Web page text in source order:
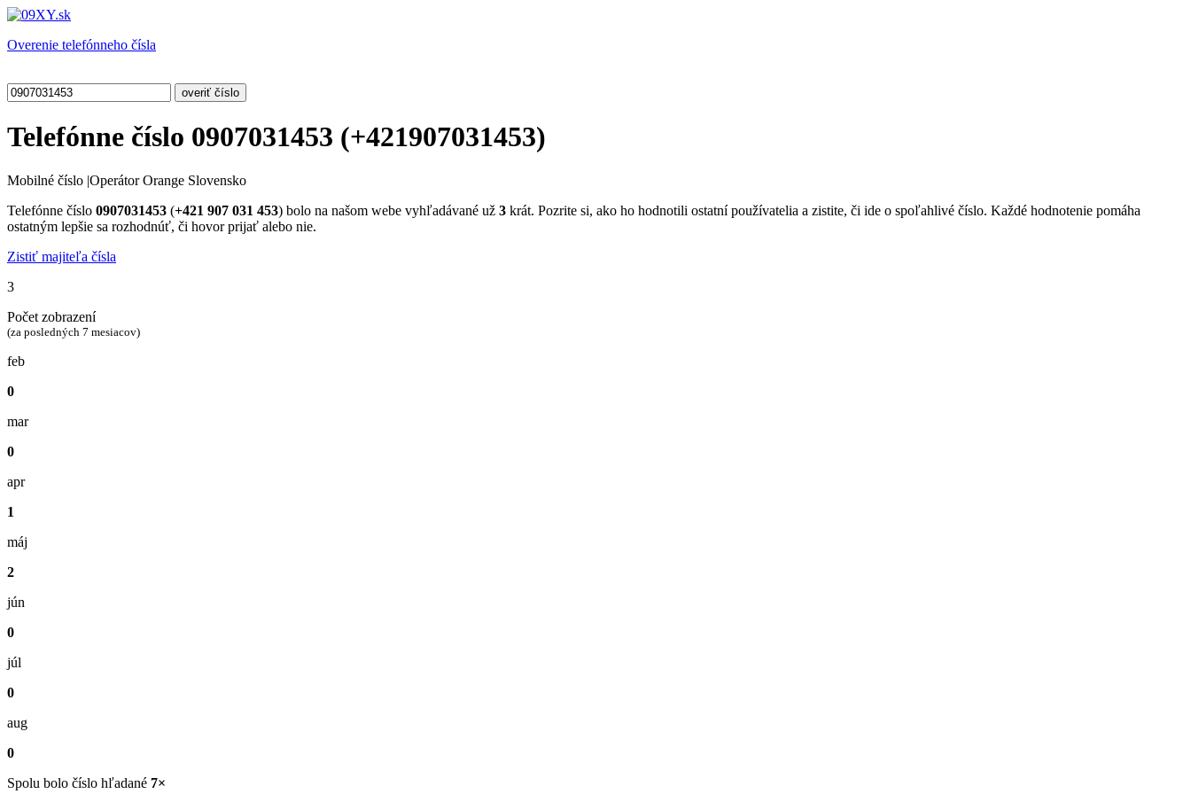
Overenie telefónneho čísla
Telefónne číslo 0907031453 (+421907031453)
Mobilné číslo |Operátor Orange Slovensko
Telefónne číslo 0907031453 (+421 907 031 453) bolo na našom webe vyhľadávané už 3 krát. Pozrite si, ako ho hodnotili ostatní používatelia a zistite, či ide o spoľahlivé číslo. Každé hodnotenie pomáha
ostatným lepšie sa rozhodnúť, či hovor prijať alebo nie.
Zistiť majiteľa čísla
3
Počet zobrazení
(za posledných 7 mesiacov)
feb
0
mar
0
apr
1
máj
2
jún
0
júl
0
aug
0
Spolu bolo číslo hľadané 7×